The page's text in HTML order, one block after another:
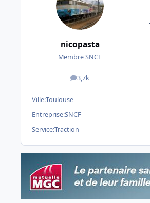
nicopasta
Membre SNCF
3,7k
messages
Ville:Toulouse
Entreprise:SNCF
Service:Traction